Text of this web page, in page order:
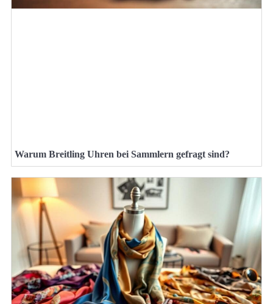
Warum Breitling Uhren bei Sammlern gefragt sind?